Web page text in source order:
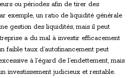
ou périodes afin de tirer des
exemple, un ratio de liquidité générale
gestion des liquidités, mais il peut
a du mal à investir efficacement
faible taux d’autofinancement peut
à l’égard de l’endettement, mais
investissement judicieux et rentable.